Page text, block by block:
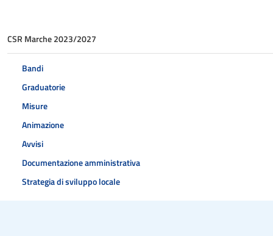
CSR Marche 2023/2027
Bandi
Graduatorie
Misure
Animazione
Avvisi
Documentazione amministrativa
Strategia di sviluppo locale